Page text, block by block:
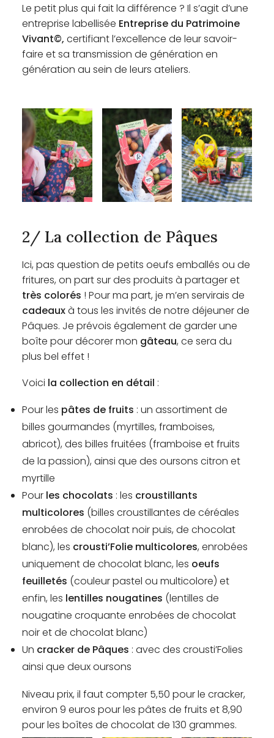
Le petit plus qui fait la différence ? Il s’agit d’une
entreprise labellisée Entreprise du Patrimoine
Vivant©, certifiant l’excellence de leur savoir-
faire et sa transmission de génération en
génération au sein de leurs ateliers.
2/ La collection de Pâques
Ici, pas question de petits oeufs emballés ou de
fritures, on part sur des produits à partager et
très colorés ! Pour ma part, je m’en servirais de
cadeauxà tous les invités de notre déjeuner de
Pâques. Je prévois également de garder une
boîte pour décorer mon gâteau, ce sera du
plus bel effet !
Voici la collection en détail :
Pour les pâtes de fruits : un assortiment de
billes gourmandes (myrtilles, framboises,
abricot), des billes fruitées (framboise et fruits
de la passion), ainsi que des oursons citron et
myrtille
Pour les chocolats : les croustillants
multicolores (billes croustillantes de céréales
enrobées de chocolat noir puis, de chocolat
blanc), les crousti’Folie multicolores, enrobées
uniquement de chocolat blanc, les oeufs
feuilletés (couleur pastel ou multicolore) et
enfin, les lentilles nougatines (lentilles de
nougatine croquante enrobées de chocolat
noir et de chocolat blanc)
Un cracker de Pâques : avec des crousti’Folies
ainsi que deux oursons
Niveau prix, il faut compter 5,50 pour le cracker,
environ 9 euros pour les pâtes de fruits et 8,90
pour les boîtes de chocolat de 130 grammes.